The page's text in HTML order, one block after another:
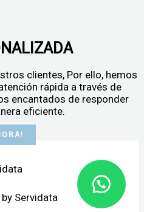
clientes, Por ello, hemos
rápida a través de
encantados de responder
eficiente.
Servidata